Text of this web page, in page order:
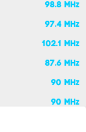
98.8 MHz
97.4 MHz
102.1 MHz
87.6 MHz
90 MHz
90 MHz